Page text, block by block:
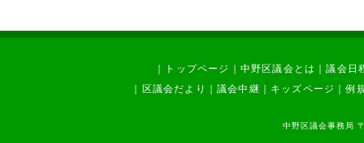
トップページ 中野区議会とは ｜議会日
区議会だより ｜議会中継 キッズページ ｜例
中野区議会事務局